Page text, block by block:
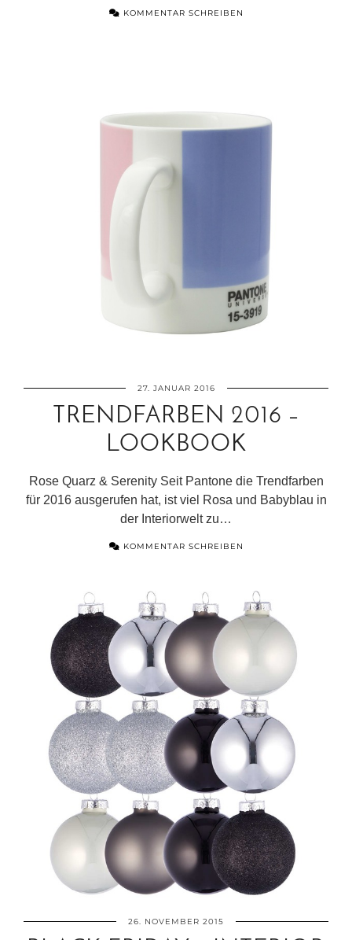
KOMMENTAR SCHREIBEN
27. JANUAR 2016
TRENDFARBEN 2016 –
LOOKBOOK
Rose Quarz & Serenity Seit Pantone die Trendfarben
für 2016 ausgerufen hat, ist viel Rosa und Babyblau in
der Interiorwelt zu…
KOMMENTAR SCHREIBEN
26. NOVEMBER 2015